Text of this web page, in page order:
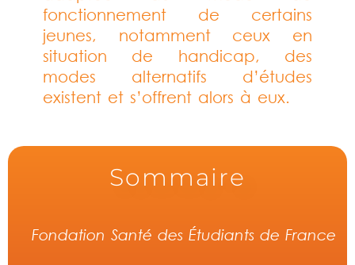
fonctionnement de certains
jeunes, notamment ceux en
situation de handicap, des
modes alternatifs d’études
existent et s’offrent alors à eux.
Sommaire
Fondation Santé des Étudiants de France